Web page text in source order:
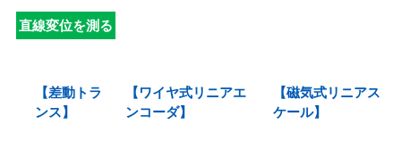
直線変位を測る
【差動トラ
ンス】
【ワイヤ式リニアエ
ンコーダ】
【磁気式リニアス
ケール】